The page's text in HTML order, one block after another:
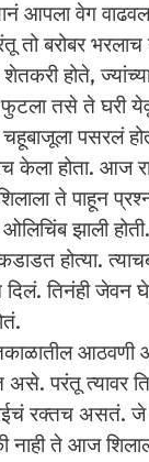
आपला वेग
भरलाच
होते,
तसे ते घरी
चहूबाजूला पसरलं
आज
ते पाहून
झाली होती.
होत्या.
तिनंही जेवन
आठवणी आठवत
परंतू त्यावर
रक्तच असतं. जे
ते आज